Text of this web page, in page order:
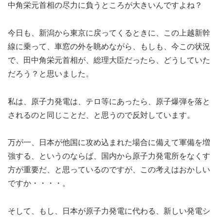
中角栄元首相の尽力に負うところが大きいんですよね？
今日も、新潟から東京に戻ってくるときに、この上越新幹
線に乗って、車窓の外を眺めながら、もしも、今この状況
で、田中角栄元首相が、総理大臣だったら、どうしていた
だろう？と思いました。
私は、原子力発電は、テロ等にあったら、原子爆弾を落と
されるのと同じことだ、と思うので反対しています。
万が一、日本が他国に攻め込まれた場合に備えて軍備を増
強する、というのならば、国内から原子力発電所をなくす
方が重要だ、と思っているのですが、この考えはおかしい
ですか・・・・。
そして、もし、日本が原子力発電に代わる、新しい発電シ